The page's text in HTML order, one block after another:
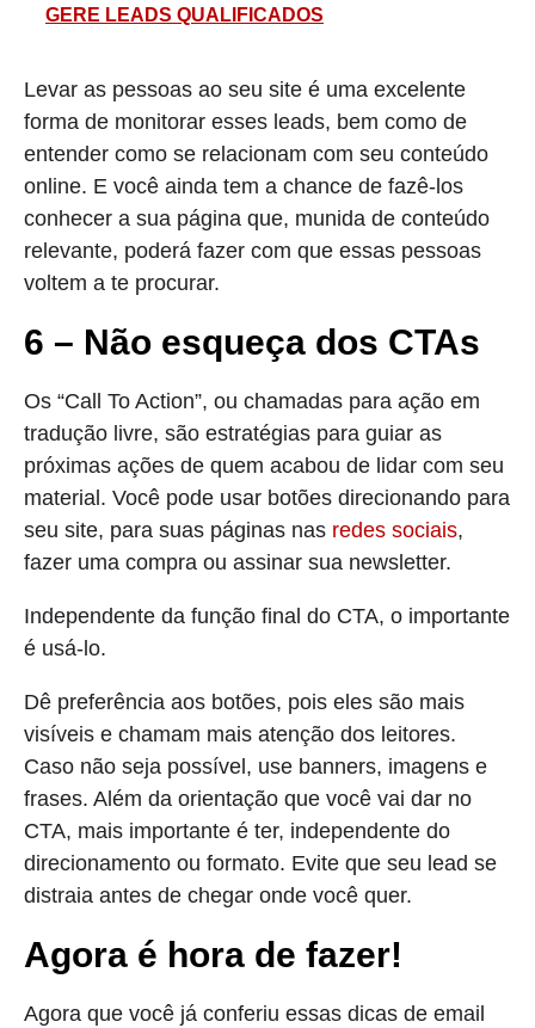
GERE LEADS QUALIFICADOS
Levar as pessoas ao seu site é uma excelente
forma de monitorar esses leads, bem como de
entender como se relacionam com seu conteúdo
online. E você ainda tem a chance de fazê-los
conhecer a sua página que, munida de conteúdo
relevante, poderá fazer com que essas pessoas
voltem a te procurar.
6 – Não esqueça dos CTAs
Os “Call To Action”, ou chamadas para ação em
tradução livre, são estratégias para guiar as
próximas ações de quem acabou de lidar com seu
material. Você pode usar botões direcionando para
seu site, para suas páginas nas redes sociais,
fazer uma compra ou assinar sua newsletter.
Independente da função final do CTA, o importante
é usá-lo.
Dê preferência aos botões, pois eles são mais
visíveis e chamam mais atenção dos leitores.
Caso não seja possível, use banners, imagens e
frases. Além da orientação que você vai dar no
CTA, mais importante é ter, independente do
direcionamento ou formato. Evite que seu lead se
distraia antes de chegar onde você quer.
Agora é hora de fazer!
Agora que você já conferiu essas dicas de email